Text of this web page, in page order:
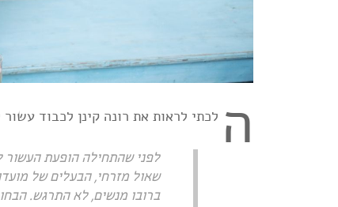
ה לכתי לראות את רונה קינן לכבוד
לפני שהתחילה הופעת העשור
שאול מזרחי, הבעלים של
ברובו מנשים, לא התרגש.